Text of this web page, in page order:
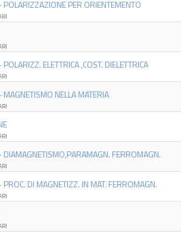
PER ORIENTEMENTO
ELETTRICA ,COST. DIELETTRICA
NELLA MATERIA
FERROMAGN.
DI MAGNETIZZ. IN MAT. FERROMAGN.